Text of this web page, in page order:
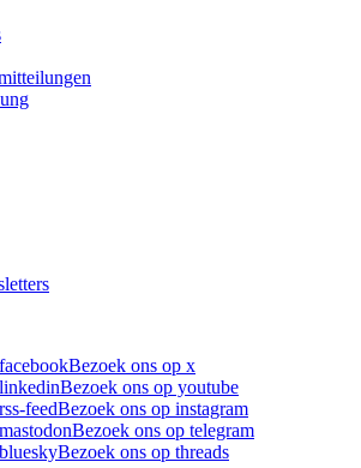
Bezoek ons op x
Bezoek ons op youtube
feedBezoek ons op instagram
Bezoek ons op telegram
Bezoek ons op threads